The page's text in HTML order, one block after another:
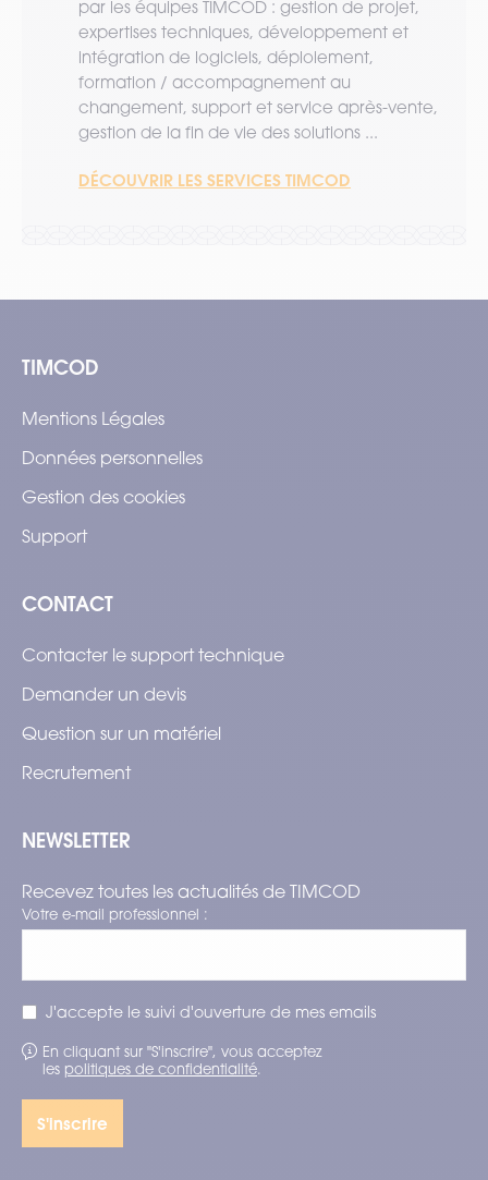
par les équipes TIMCOD : gestion de projet,
expertises techniques, développement et
intégration de logiciels, déploiement,
formation / accompagnement au
changement, support et service après-vente,
gestion de la fin de vie des solutions ...
DÉCOUVRIR LES SERVICES TIMCOD
TIMCOD
Mentions Légales
Données personnelles
Gestion des cookies
Support
CONTACT
Contacter le support technique
Demander un devis
Question sur un matériel
Recrutement
NEWSLETTER
Recevez toutes les actualités de TIMCOD
Votre e-mail professionnel :
J'accepte le suivi d'ouverture de mes emails
En cliquant sur "S'inscrire", vous acceptez
les politiques de confidentialité.